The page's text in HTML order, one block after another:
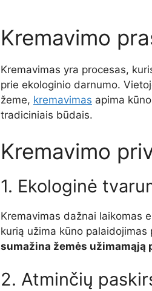
Kremavimo
Kremavimas yra procesas,
prie ekologinio darnumo.
žeme, kremavimas apima
tradiciniais būdais.
Kremavimo
1. Ekologinė
Kremavimas dažnai laikomas
kurią užima kūno
sumažina žemės
2. Atminčių